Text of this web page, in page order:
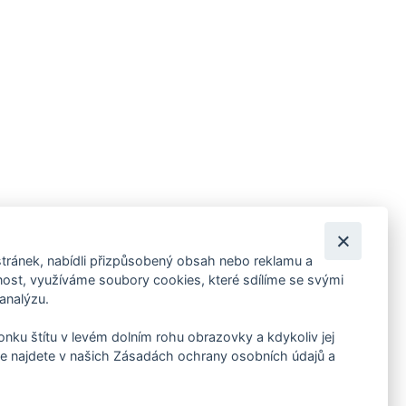
pozvánky na kulturní a sportovní akce?
nabídli přizpůsobený obsah nebo reklamu a
využíváme soubory cookies, které sdílíme se svými
štítu v levém dolním rohu obrazovky a kdykoliv jej
najdete v našich Zásadách ochrany osobních údajů a